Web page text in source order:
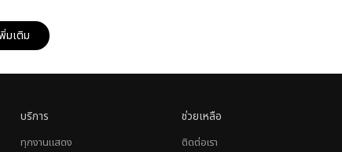
มเติม
บริการ
ทุกงานแสดง
ช่วยเหลือ
ติดต่อเรา